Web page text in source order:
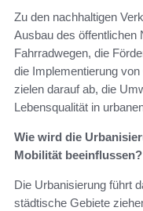
Zu den nachhaltigen
Ausbau des öffentlichen
Fahrradwegen, die
die Implementierung
zielen darauf ab, die
Lebensqualität in
Wie wird die
Mobilität beeinflussen?
Die Urbanisierung führt
städtische Gebiete